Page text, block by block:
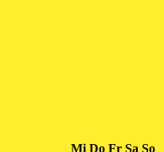
MiMittwoch
Do FrFreitag
Sa So